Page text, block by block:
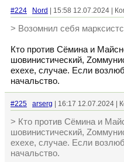
#224 Nord | 15:58 12.07.2024 |
> Возомнил себя
Кто против Сёмина и
шовинистический,
ехехе, случае. Если
начальство.
#225 arserg | 16:17 12.07.2024 |
> Кто против Сёмина и
шовинистический,
ехехе, случае. Если
начальство.